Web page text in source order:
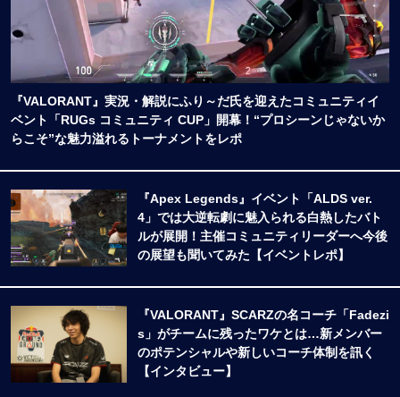
『VALORANT』実況・解説にふり～だ氏を迎えたコミュニティイ
ベント「RUGs コミュニティ CUP」開幕！“プロシーンじゃないか
らこそ”な魅力溢れるトーナメントをレポ
『Apex Legends』イベント「ALDS ver.
4」では大逆転劇に魅入られる白熱したバト
ルが展開！主催コミュニティリーダーへ今後
の展望も聞いてみた【イベントレポ】
『VALORANT』SCARZの名コーチ「Fadezi
s」がチームに残ったワケとは…新メンバー
のポテンシャルや新しいコーチ体制を訊く
【インタビュー】